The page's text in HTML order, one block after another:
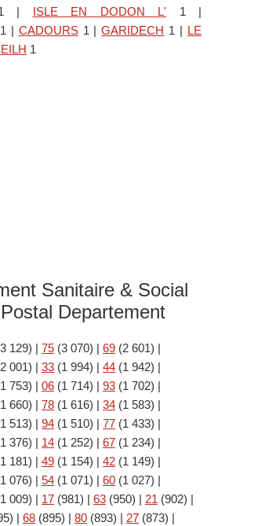
| ISLE EN DODON L' 1 |
1 | CADOURS1 |GARIDECH 1 | LE
1
Sanitaire & Social
Departement
129) | 75 (3 070) | 69 (2 601) |
001) | 33 (1 994) | 44 (1 942) |
753) | 06 (1 714) | 93 (1 702) |
660) | 78 (1 616) | 34 (1 583) |
513) | 94 (1 510) | 77 (1 433) |
376) | 14 (1 252) | 67 (1 234) |
181) | 49 (1 154) | 42 (1 149) |
076) | 54 (1 071) | 60 (1 027) |
009) | 17 (981) | 63 (950) | 21 (902) |
| 68 (895) | 80 (893) | 27 (873) |